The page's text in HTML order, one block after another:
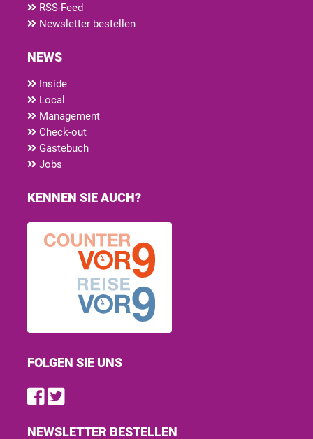
RSS-Feed
Newsletter bestellen
NEWS
Inside
Local
Management
Check-out
Gästebuch
Jobs
KENNEN SIE AUCH?
FOLGEN SIE UNS
Find us on Facebook
Follow us on Twitter
NEWSLETTER BESTELLEN